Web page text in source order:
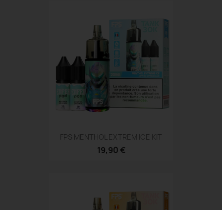
FPS MENTHOL EXTREM ICE KIT
19,90 €